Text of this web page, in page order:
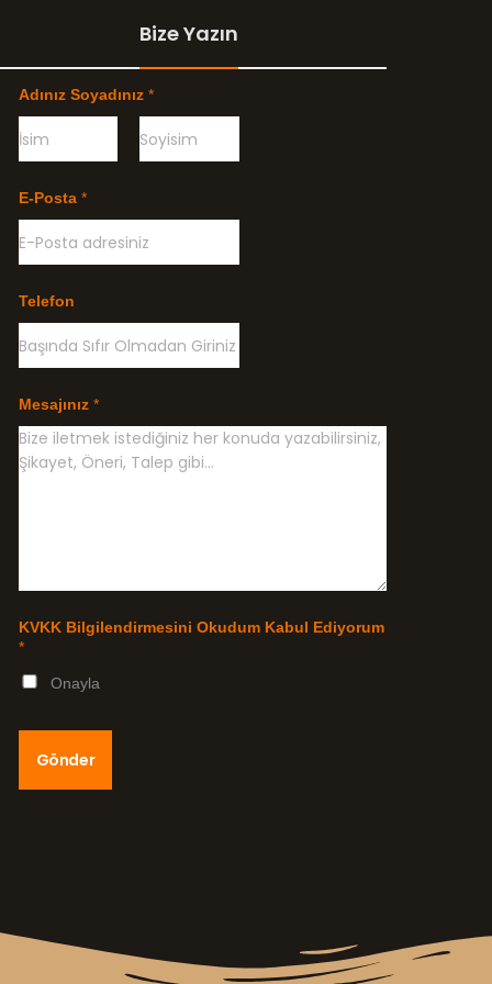
Bize Yazın
Adınız Soyadınız *
c
e
l
l
e
e
n
E-Posta *
Telefon
Mesajınız *
KVKK Bilgilendirmesini Okudum Kabul Ediyorum
*
Onayla
Gönder